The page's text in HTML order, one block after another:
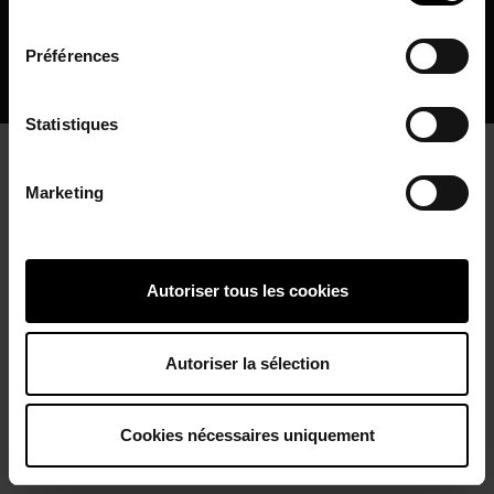
Préférences
Statistiques
Marketing
Autoriser tous les cookies
Autoriser la sélection
Cookies nécessaires uniquement
Connexion / Inscription
Espace Bailleur / Locataire
Les Toits Ⓒ Copyright 2026 Site web réalisé par